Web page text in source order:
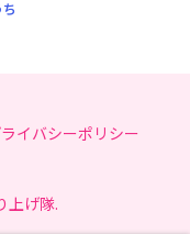
イバシーポリシー
上げ隊.